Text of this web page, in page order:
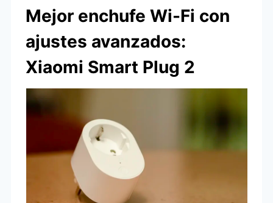
Mejor enchufe Wi-Fi con
ajustes avanzados:
Xiaomi Smart Plug 2